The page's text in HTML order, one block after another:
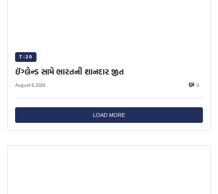
T-20
ઈંગ્લેન્ડ સામે ભારતની શાનદાર જીત
August 8, 2026 0
LOAD MORE